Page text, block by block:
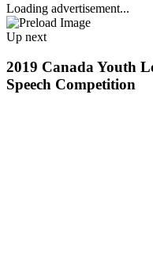
Loading advertisement...
Up next
2019 Canada Youth
Speech Competition